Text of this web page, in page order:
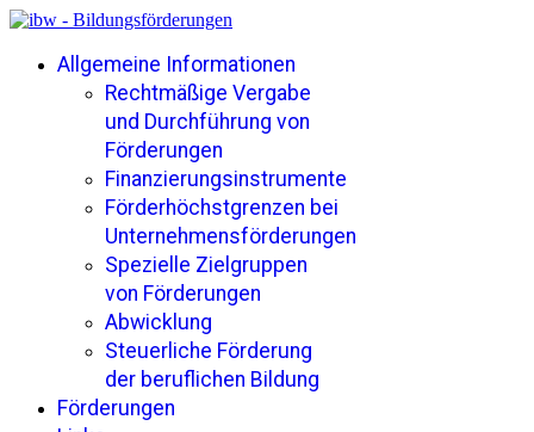
Allgemeine Informationen
Rechtmäßige Vergabe
und Durchführung von
Förderungen
Finanzierungsinstrumente
Förderhöchstgrenzen bei
Unternehmensförderungen
Spezielle Zielgruppen
von Förderungen
Abwicklung
Steuerliche Förderung
der beruflichen Bildung
Förderungen